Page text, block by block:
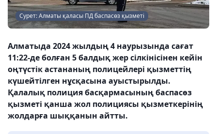
Сурет: Алматы қаласы ПД баспасөз қызметі
Алматыда 2024 жылдың 4 наурызында сағат
11:22-де болған 5 балдық жер сілкінісінен кейін
оңтүстік астананың полицейлері қызметтің
күшейтілген нұсқасына ауыстырылды.
Қалалық полиция басқармасының баспасөз
қызметі қанша жол полициясы қызметкерінің
жолдарға шыққанын айтты.